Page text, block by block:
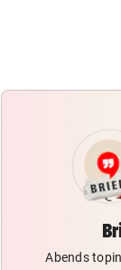
Abends